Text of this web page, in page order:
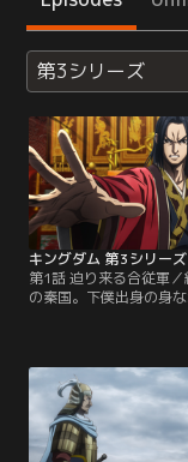
第3シリーズ
キングダム 第3シリー
第1話 迫り来る合従軍
の秦国。下僕出身の身
軍師・河了貂を迎え戦
ていた信。そんな中、
様子を探っていた、今
軍・王騎の軍の軍長だ
干央と再会した信は彼